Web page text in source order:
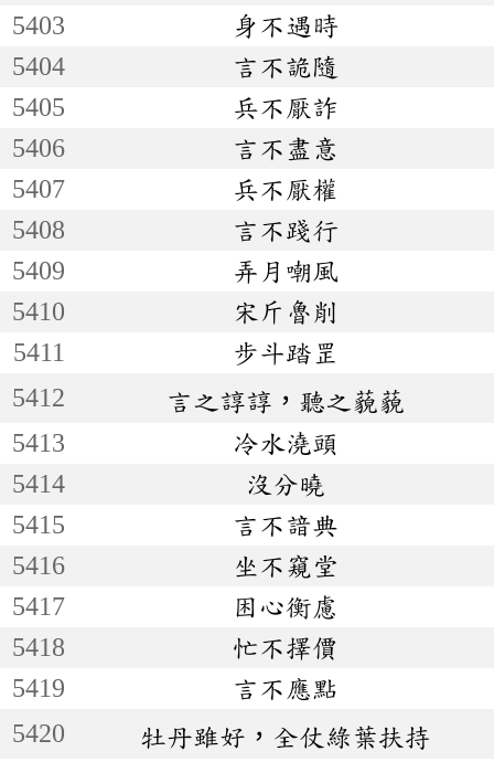
5403
身不遇時
5404
言不詭隨
5405
兵不厭詐
5406
言不盡意
5407
兵不厭權
5408
言不踐行
5409
弄月嘲風
5410
宋斤魯削
5411
步斗踏罡
5412
言之諄諄，聽之藐藐
5413
冷水澆頭
5414
沒分曉
5415
言不諳典
5416
坐不窺堂
5417
困心衡慮
5418
忙不擇價
5419
言不應點
5420
牡丹雖好，全仗綠葉扶持